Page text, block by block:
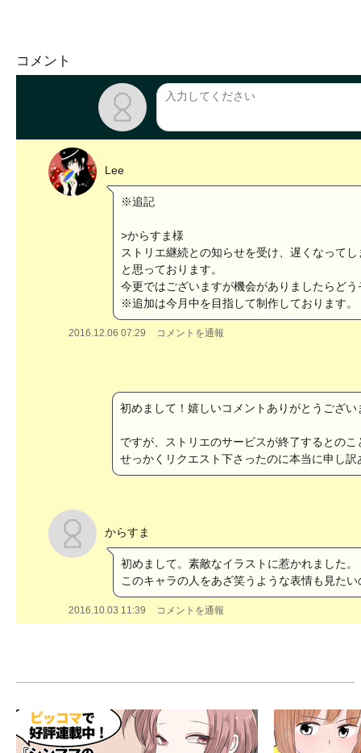
コメント
Lee
※追記
>からすま様
ストリエ継続との知らせを受け、遅くなって
と思っております。
今更ではございますが機会がありましたらど
※追加は今月中を目指して制作しております。
2016.12.06 07:29 コメントを通報
初めまして！嬉しいコメントありがとうござい
ですが、ストリエのサービスが終了するとの
せっかくリクエスト下さったのに本当に申し訳
からすま
初めまして。素敵なイラストに惹かれました。
このキャラの人をあざ笑うような表情も見た
2016.10.03 11:39 コメントを通報